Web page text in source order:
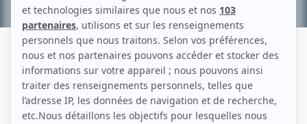
CATHERINE EWING
Liens
Fiche de Catherine Ewing sur Showbizz.net